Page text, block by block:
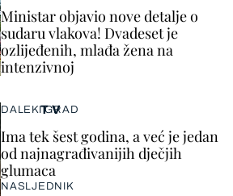
Ministar objavio nove detalje o
sudaru vlakova! Dvadeset je
ozlijeđenih, mlađa žena na
intenzivnoj
TV
DALEKI GRAD
Ima tek šest godina, a već je jedan
od najnagrađivanijih dječjih
glumaca
NASLJEDNIK